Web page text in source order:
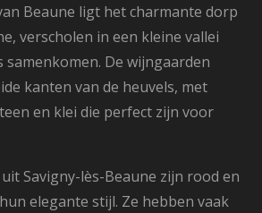
Beaune ligt het charmante dorp
verscholen in een kleine vallei
samenkomen. De wijngaarden
kanten van de heuvels, met
en klei die perfect zijn voor
Savigny-lès-Beaune zijn rood en
elegante stijl. Ze hebben vaak